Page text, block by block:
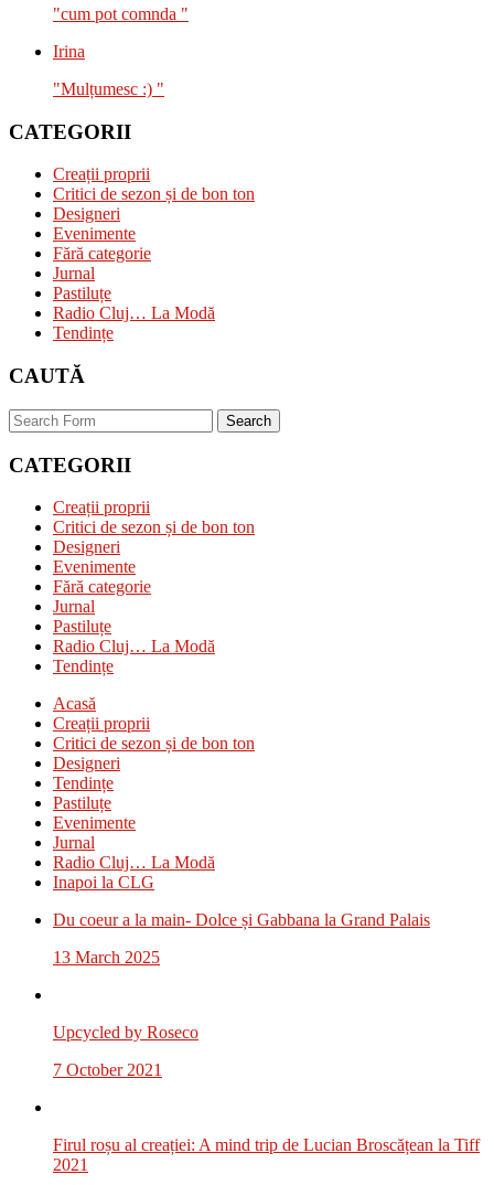
"cum pot comnda "
Irina
"Mulțumesc :) "
CATEGORII
Creații proprii
Critici de sezon și de bon ton
Designeri
Evenimente
Fără categorie
Jurnal
Pastiluțe
Radio Cluj… La Modă
Tendințe
CAUTĂ
Search
CATEGORII
Creații proprii
Critici de sezon și de bon ton
Designeri
Evenimente
Fără categorie
Jurnal
Pastiluțe
Radio Cluj… La Modă
Tendințe
Acasă
Creații proprii
Critici de sezon și de bon ton
Designeri
Tendințe
Pastiluțe
Evenimente
Jurnal
Radio Cluj… La Modă
Inapoi la CLG
Du coeur a la main- Dolce și Gabbana la Grand Palais
13 March 2025
Upcycled by Roseco
7 October 2021
Firul roșu al creației: A mind trip de Lucian Broscățean la Tiff
2021